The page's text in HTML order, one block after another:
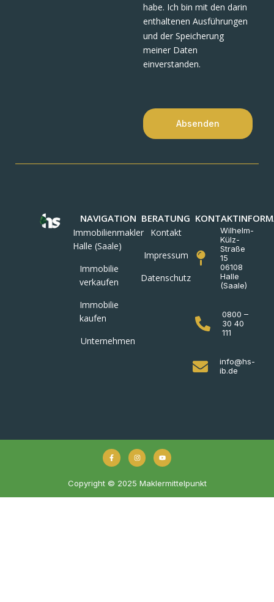
habe. Ich bin mit den darin
enthaltenen Ausführungen
und der Speicherung
meiner Daten
einverstanden.
Absenden
NAVIGATION
Immobilienmakler
Halle (Saale)
Immobilie
verkaufen
Immobilie
kaufen
Unternehmen
BERATUNG
Kontakt
Impressum
Datenschutz
Wilhelm-
Külz-
Straße
15
06108
Halle
(Saale)
0800 –
30 40
111
info@hs-
ib.de
Copyright © 2025 Maklermittelpunkt